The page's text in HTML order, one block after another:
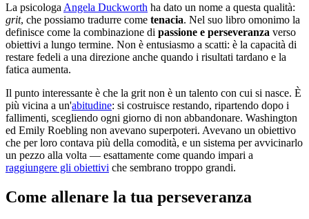
La psicologa Angela Duckworth ha dato un nome a questa qualità:
grit, che possiamo tradurre come tenacia. Nel suo libro omonimo la
definisce come la combinazione di passione e perseveranza verso
obiettivi a lungo termine. Non è entusiasmo a scatti: è la capacità di
restare fedeli a una direzione anche quando i risultati tardano e la
fatica aumenta.
Il punto interessante è che la grit non è un talento con cui si nasce. È
più vicina a un'abitudine: si costruisce restando, ripartendo dopo i
fallimenti, scegliendo ogni giorno di non abbandonare. Washington
ed Emily Roebling non avevano superpoteri. Avevano un obiettivo
che per loro contava più della comodità, e un sistema per avvicinarlo
un pezzo alla volta — esattamente come quando impari a
raggiungere gli obiettivi che sembrano troppo grandi.
Come allenare la tua perseveranza